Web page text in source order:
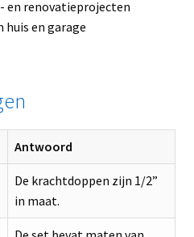
en renovatieprojecten
huis en garage
Antwoord
De krachtdoppen zijn 1/2”
in maat.